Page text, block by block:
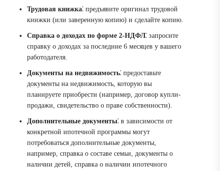
Трудовая книжка⁚ предъявите оригинал трудовой
книжки (или заверенную копию) и сделайте копию.
Справка о доходах по форме 2-НДФЛ⁚ запросите
справку о доходах за последние 6 месяцев у вашего
работодателя.
Документы на недвижимость⁚ предоставьте
документы на недвижимость, которую вы
планируете приобрести (например, договор купли-
продажи, свидетельство о праве собственности).
Дополнительные документы⁚ в зависимости от
конкретной ипотечной программы могут
потребоваться дополнительные документы,
например, справка о составе семьи, документы о
наличии детей, справка о наличии ипотечного